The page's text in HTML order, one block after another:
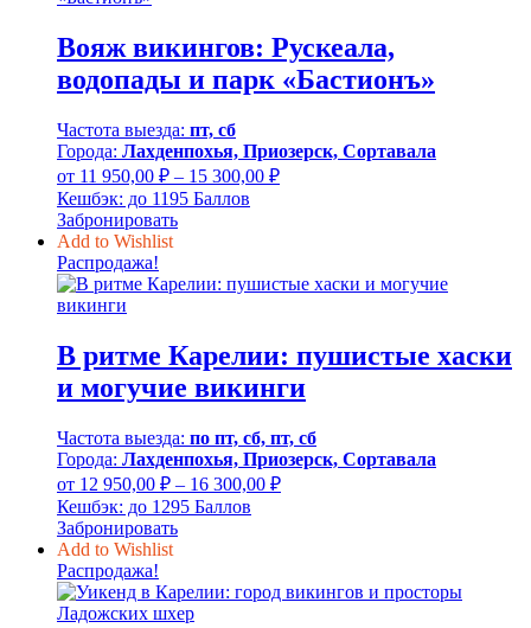
Вояж викингов: Рускеала,
водопады и парк «Бастионъ»
Частота выезда: пт, сб
Города: Лахденпохья, Приозерск, Сортавала
от 11 950,00 ₽ – 15 300,00 ₽Диапазон
15
Кешбэк: до 1195 Баллов
Забронировать
Add to Wishlist
Распродажа!
В ритме Карелии: пушистые хаски
и могучие викинги
Частота выезда: по пт, сб, пт, сб
Города: Лахденпохья, Приозерск, Сортавала
от 12 950,00 ₽ – 16 300,00 ₽Диапазон
16
Кешбэк: до 1295 Баллов
Забронировать
Add to Wishlist
Распродажа!